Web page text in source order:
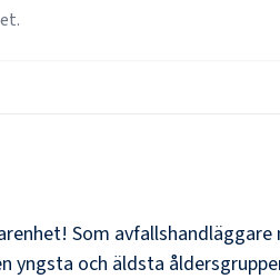
Som avfallshandläggare
yngsta och äldsta